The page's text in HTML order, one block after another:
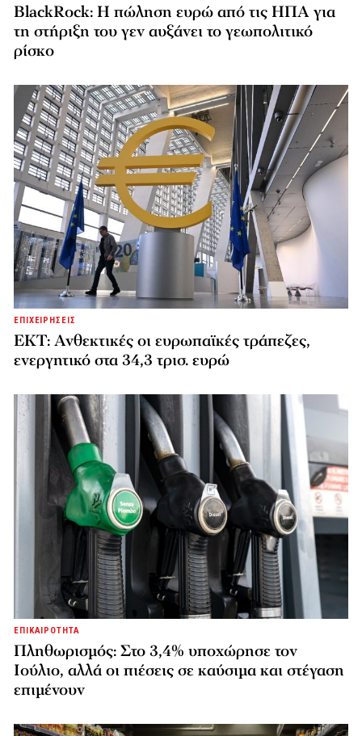
BlackRock: Η πώληση ευρώ από τις ΗΠΑ για
τη στήριξη του γεν αυξάνει το γεωπολιτικό
ρίσκο
ΕΠΙΧΕΙΡΗΣΕΙΣ
ΕΚΤ: Ανθεκτικές οι ευρωπαϊκές τράπεζες,
ενεργητικό στα 34,3 τρισ. ευρώ
ΕΠΙΚΑΙΡΟΤΗΤΑ
Πληθωρισμός: Στο 3,4% υποχώρησε τον
Ιούλιο, αλλά οι πιέσεις σε καύσιμα και στέγαση
επιμένουν